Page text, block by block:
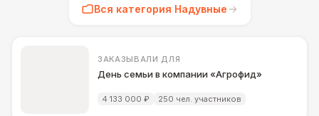
Вся категория Надувные
ЗАКАЗЫВАЛИ ДЛЯ
День семьи в компании «Агрофид»
4 133 000 ₽ 250 чел. участников